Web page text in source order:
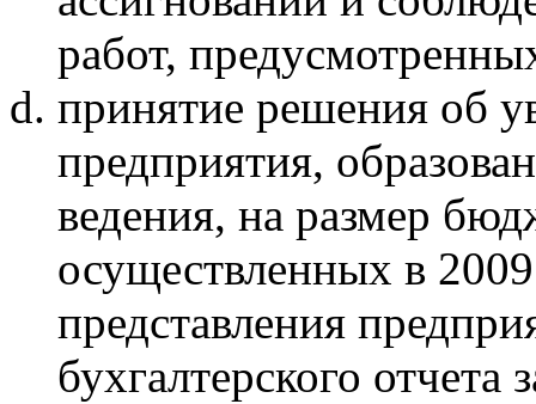
работ,
принятие решения об
предприятия,
ведения, на размер
осуществленных в
представления
бухгалтерского отчета